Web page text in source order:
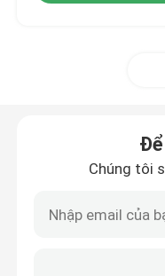
Tấm tường nhôm
Chúng tôi